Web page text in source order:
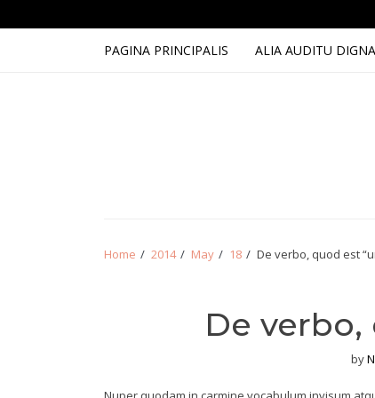
PAGINA PRINCIPALIS ALIA AUDITU DIGNA
Home 2014 May 18 De verbo, quod est
De verbo,
by